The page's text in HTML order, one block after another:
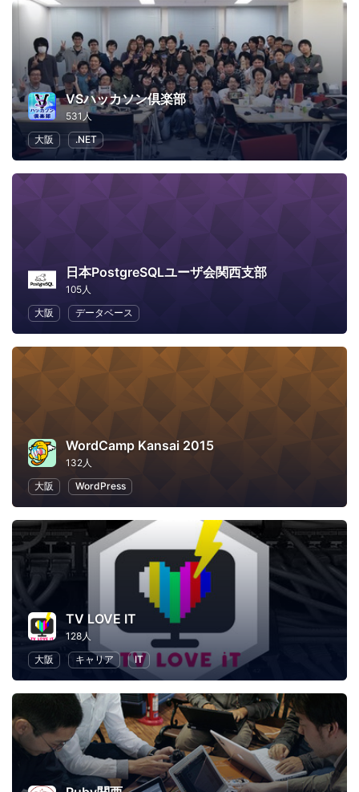
VSハッカソン倶楽部
531人
大阪
.NET
日本PostgreSQLユーザ会関西支部
105人
大阪
データベース
WordCamp Kansai 2015
132人
大阪
WordPress
TV LOVE IT
128人
大阪
キャリア IT